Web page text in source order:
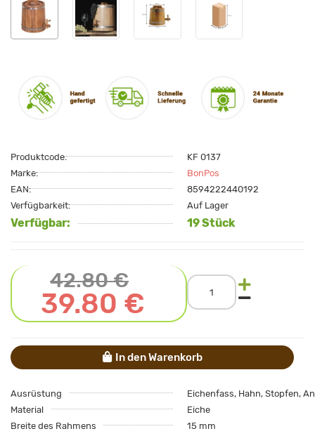
Produktcode:
KF 0137
Marke:
BonPos
EAN:
8594222440192
Verfügbarkeit:
Auf Lager
Verfügbar: 19 Stück
42.80 €
39.80 €
In den Warenkorb
Ausrüstung
Eichenfass, Hahn, Stopfen,
Material
Eiche
Breite des Rahmens
15 mm